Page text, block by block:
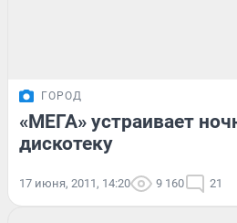
ГОРОД
«МЕГА» устраивает
дискотеку
17 июня, 2011, 14:20 9 160 21